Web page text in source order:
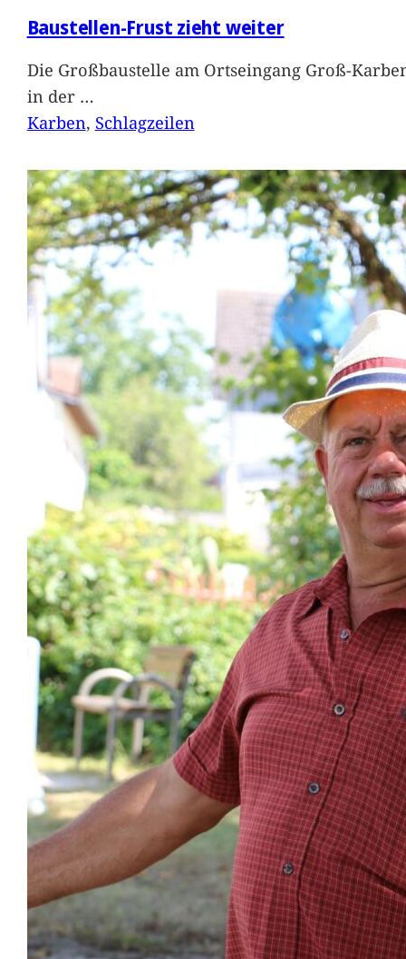
Baustellen-Frust zieht weiter
Die Großbaustelle am Ortseingang Groß-
in der …
Karben, Schlagzeilen